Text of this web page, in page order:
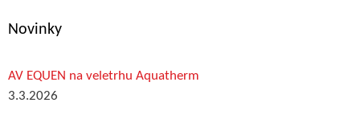
Novinky
AV EQUEN na veletrhu Aquatherm
3.3.2026